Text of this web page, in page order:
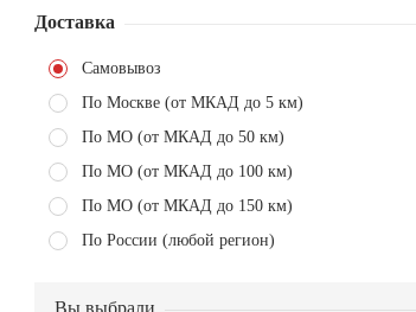
Доставка
Самовывоз
По Москве (от МКАД до 5 км)
По МО (от МКАД до 50 км)
По МО (от МКАД до 100 км)
По МО (от МКАД до 150 км)
По России (любой регион)